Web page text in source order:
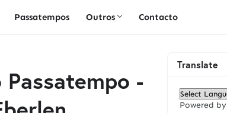
Passatempos Outros Contacto
-
Translate
Powered by